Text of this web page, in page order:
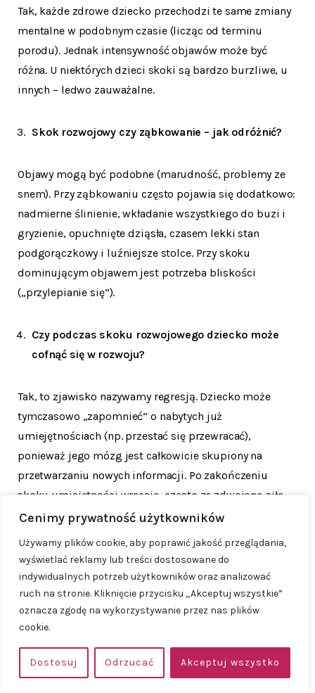
Cenimy prywatność użytkowników
Używamy plików cookie, aby poprawić jakość przeglądania,
wyświetlać reklamy lub treści dostosowane do
indywidualnych potrzeb użytkowników oraz analizować
ruch na stronie. Kliknięcie przycisku „Akceptuj wszystkie”
oznacza zgodę na wykorzystywanie przez nas plików
cookie.
Dostosuj Odrzucać Akceptuj wszystko
Tak, każde zdrowe dziecko przechodzi te same zmiany
mentalne w podobnym czasie (licząc od terminu
porodu). Jednak intensywność objawów może być
różna. U niektórych dzieci skoki są bardzo burzliwe, u
innych – ledwo zauważalne.
Skok rozwojowy czy ząbkowanie – jak odróżnić?
Objawy mogą być podobne (marudność, problemy ze
snem). Przy ząbkowaniu często pojawia się dodatkowo:
nadmierne ślinienie, wkładanie wszystkiego do buzi i
gryzienie, opuchnięte dziąsła, czasem lekki stan
podgorączkowy i luźniejsze stolce. Przy skoku
dominującym objawem jest potrzeba bliskości
(„przylepianie się”).
Czy podczas skoku rozwojowego dziecko może
cofnąć się w rozwoju?
Tak, to zjawisko nazywamy regresją. Dziecko może
tymczasowo „zapomnieć” o nabytych już
umiejętnościach (np. przestać się przewracać),
ponieważ jego mózg jest całkowicie skupiony na
przetwarzaniu nowych informacji. Po zakończeniu
skoku umiejętności wracają, często ze zdwojoną siłą.
Moje dziecko urodziło się miesiąc wcześniej. Kiedy
spodziewać się pierwszego skoku?
Skoki liczymy według wieku korygowanego. Jeśli
dziecko urodziło się 4 tygodnie przed terminem,
należy spodziewać się około 9. tygodnia jego życia (5
tygodni standardowo + 4 tygodnie korekty).